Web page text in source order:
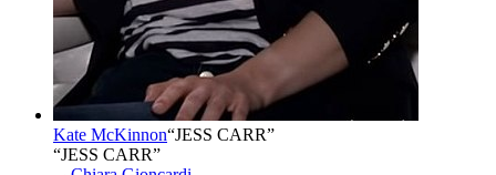
Kate McKinnon“JESS CARR”
“JESS CARR”